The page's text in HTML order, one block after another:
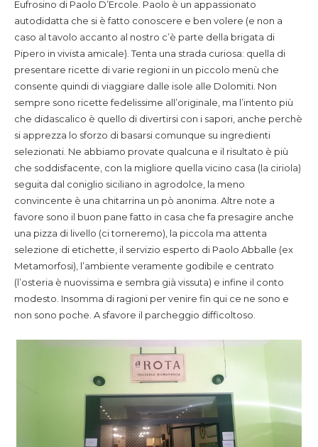
Eufrosino di Paolo D’Ercole. Paolo è un appassionato
autodidatta che si è fatto conoscere e ben volere (e non a
caso al tavolo accanto al nostro c’è parte della brigata di
Pipero in vivista amicale). Tenta una strada curiosa: quella di
presentare ricette di varie regioni in un piccolo menù che
consente quindi di viaggiare dalle isole alle Dolomiti. Non
sempre sono ricette fedelissime all’originale, ma l’intento più
che didascalico è quello di divertirsi con i sapori, anche perchè
si apprezza lo sforzo di basarsi comunque su ingredienti
selezionati. Ne abbiamo provate qualcuna e il risultato è più
che soddisfacente, con la migliore quella vicino casa (la ciriola)
seguita dal coniglio siciliano in agrodolce, la meno
convincente è una chitarrina un pò anonima. Altre note a
favore sono il buon pane fatto in casa che fa presagire anche
una pizza di livello (ci torneremo), la piccola ma attenta
selezione di etichette, il servizio esperto di Paolo Abballe (ex
Metamorfosi), l’ambiente veramente godibile e centrato
(l’osteria è nuovissima e sembra già vissuta) e infine il conto
modesto. Insomma di ragioni per venire fin qui ce ne sono e
non sono poche. A sfavore il parcheggio difficoltoso.